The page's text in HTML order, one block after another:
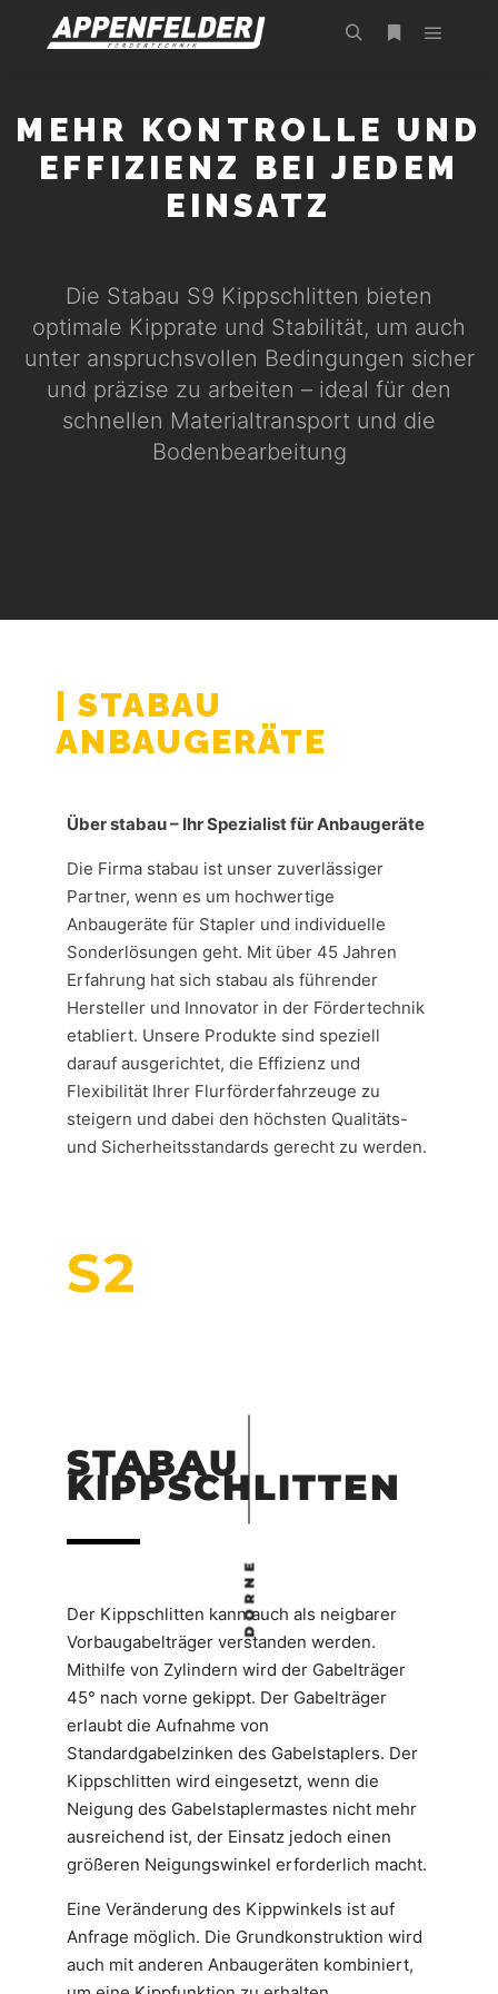
MEHR KONTROLLE UND
EFFIZIENZ BEI JEDEM
EINSATZ
Die Stabau S9 Kippschlitten bieten
optimale Kipprate und Stabilität, um auch
unter anspruchsvollen Bedingungen sicher
und präzise zu arbeiten – ideal für den
schnellen Materialtransport und die
Bodenbearbeitung
| STABAU
ANBAUGERÄTE
Über stabau – Ihr Spezialist für Anbaugeräte
Die Firma stabau ist unser zuverlässiger
Partner, wenn es um hochwertige
Anbaugeräte für Stapler und individuelle
Sonderlösungen geht. Mit über 45 Jahren
Erfahrung hat sich stabau als führender
Hersteller und Innovator in der Fördertechnik
etabliert. Unsere Produkte sind speziell
darauf ausgerichtet, die Effizienz und
Flexibilität Ihrer Flurförderfahrzeuge zu
steigern und dabei den höchsten Qualitäts-
und Sicherheitsstandards gerecht zu werden.
S2
DORNE
STABAU
KIPPSCHLITTEN
Der Kippschlitten kann auch als neigbarer
Vorbaugabelträger verstanden werden.
Mithilfe von Zylindern wird der Gabelträger
45° nach vorne gekippt. Der Gabelträger
erlaubt die Aufnahme von
Standardgabelzinken des Gabelstaplers. Der
Kippschlitten wird eingesetzt, wenn die
Neigung des Gabelstaplermastes nicht mehr
ausreichend ist, der Einsatz jedoch einen
größeren Neigungswinkel erforderlich macht.
Eine Veränderung des Kippwinkels ist auf
Anfrage möglich. Die Grundkonstruktion wird
auch mit anderen Anbaugeräten kombiniert,